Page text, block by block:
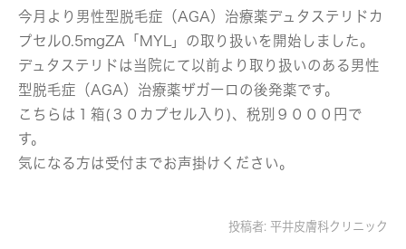
今月より男性型脱毛症（AGA）治療薬デュタステリドカ
プセル0.5mgZA「MYL」の取り扱いを開始しました。
デュタステリドは当院にて以前より取り扱いのある男性
型脱毛症（AGA）治療薬ザガーロの後発薬です。
こちらは１箱(３０カプセル入り)、税別９０００円で
す。
気になる方は受付までお声掛けください。
投稿者: 平井皮膚科クリニック